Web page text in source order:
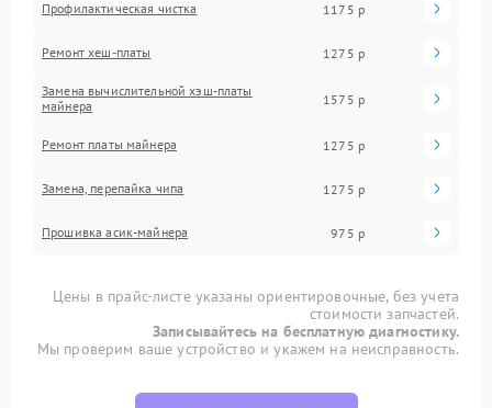
Профилактическая чистка 1175 р
Ремонт хеш-платы 1275 р
Замена вычислительной хэш-платы
майнера
1575 р
Ремонт платы майнера 1275 р
Замена, перепайка чипа 1275 р
Прошивка асик-майнера 975 р
Цены в прайс-листе указаны ориентировочные, без учета
стоимости запчастей.
Записывайтесь на бесплатную диагностику.
Мы проверим ваше устройство и укажем на неисправность.